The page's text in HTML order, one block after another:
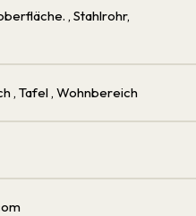
, Stahlrohr,
, Tafel, Wohnbereich